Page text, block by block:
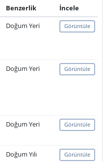
Benzerlik
İncele
Doğum Yeri Görüntüle
Doğum Yeri Görüntüle
Doğum Yeri Görüntüle
Doğum Yılı Görüntüle